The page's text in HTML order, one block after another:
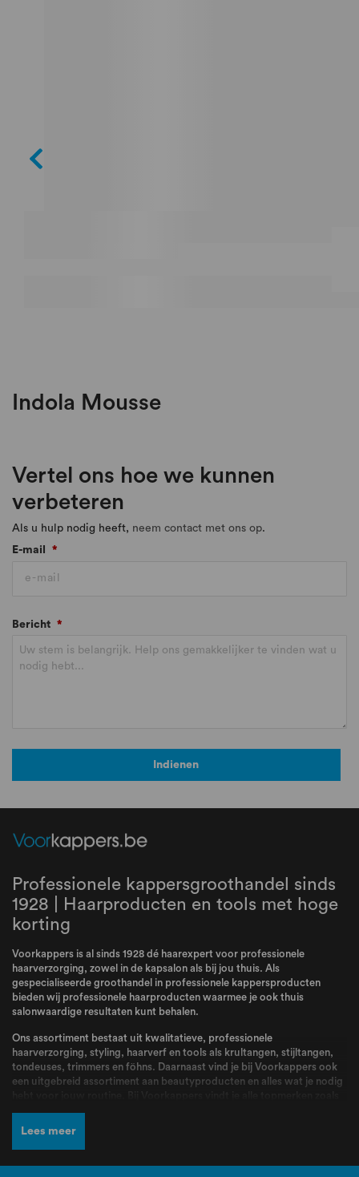
Indola Mousse
Vertel ons hoe we kunnen
verbeteren
Als u hulp nodig heeft, neem contact met ons op.
E-mail
*
Bericht *
Indienen
Professionele kappersgroothandel sinds
1928 | Haarproducten en tools met hoge
korting
Voorkappers is al sinds 1928 dé haarexpert voor professionele
haarverzorging, zowel in de kapsalon als bij jou thuis. Als
gespecialiseerde groothandel in professionele kappersproducten
bieden wij professionele haarproducten waarmee je ook thuis
salonwaardige resultaten kunt behalen.
Ons assortiment bestaat uit kwalitatieve, professionele
haarverzorging, styling, haarverf en tools als krultangen, stijltangen,
tondeuses, trimmers en föhns. Daarnaast vind je bij Voorkappers ook
een uitgebreid assortiment aan beautyproducten en alles wat je nodig
Wahl
resultaten.
Lees meer